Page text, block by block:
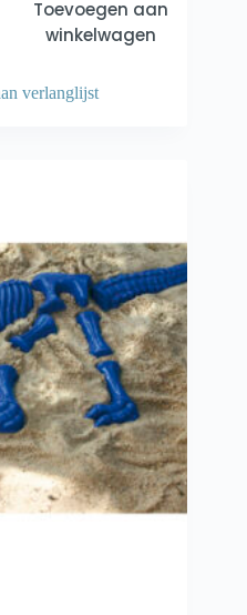
Toevoegen aan
winkelwagen
verlanglijst